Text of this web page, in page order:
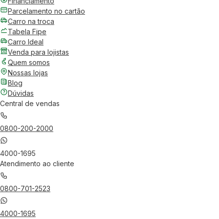
Parcelamento no cartão
Carro na troca
Tabela Fipe
Carro Ideal
Venda para lojistas
Quem somos
Nossas lojas
Blog
Dúvidas
Central de vendas
0800-200-2000
4000-1695
Atendimento ao cliente
0800-701-2523
4000-1695